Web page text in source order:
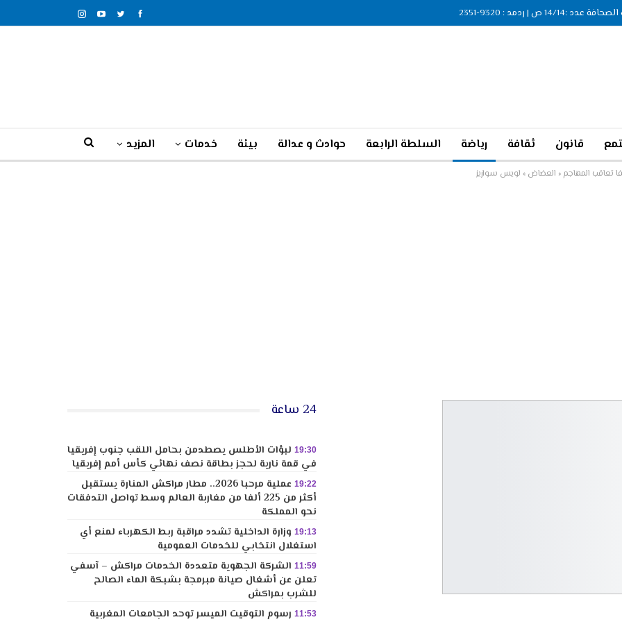
عدد :14/14 ص | ردمد : 9320-2351
قانون ثقافة رياضة السلطة الرابعة حوادث و عدالة بيئة خدمات المزيد
تعاقب المهاجم « العضاض » لويس سواريز
24 ساعة
19:30 لبؤات الأطلس يصطدمن بحامل اللقب جنوب إفريقيا
في قمة نارية لحجز بطاقة نصف نهائي كأس أمم إفريقيا
19:22
عملية مرحبا 2026.. مطار مراكش المنارة يستقبل
أكثر من 225 ألفا من مغاربة العالم وسط تواصل التدفقات
نحو المملكة
19:13 وزارة الداخلية تشدد مراقبة ربط الكهرباء لمنع أي
استغلال انتخابي للخدمات العمومية
11:59 الشركة الجهوية متعددة الخدمات مراكش – آسفي
تعلن عن أشغال صيانة مبرمجة بشبكة الماء الصالح
للشرب بمراكش
11:53 رسوم التوقيت الميسر توحد الجامعات المغربية